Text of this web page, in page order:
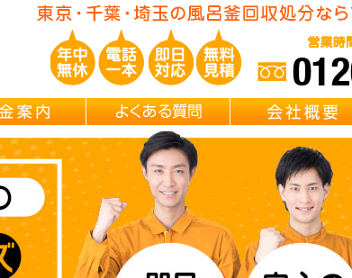
撤去・取外し・処分・引越し片付け・遺品整理・リサイク
れ 料金案内 よくある質問